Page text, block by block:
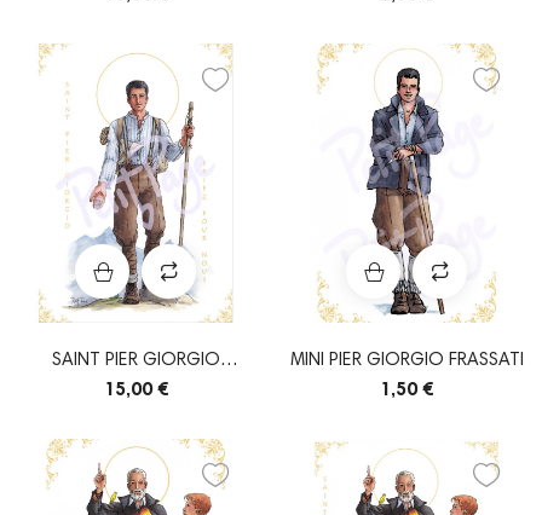
SAINT PIER GIORGIO
FRASSATI
15,00 €
MINI PIER GIORGIO FRASSATI
1,50 €